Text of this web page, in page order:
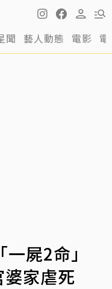
聞 藝人動態 電影
一屍2命」
家虐死